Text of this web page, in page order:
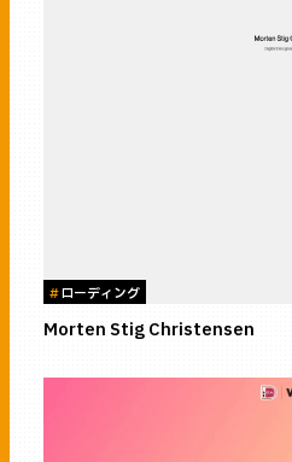
#ローディング
Morten Stig Christensen